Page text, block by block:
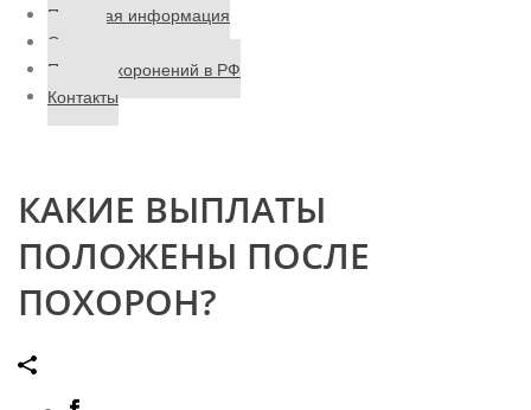
Полезная информация
Отзывы
Поиск захоронений в РФ
Контакты
КАКИЕ ВЫПЛАТЫ
ПОЛОЖЕНЫ ПОСЛЕ
ПОХОРОН?